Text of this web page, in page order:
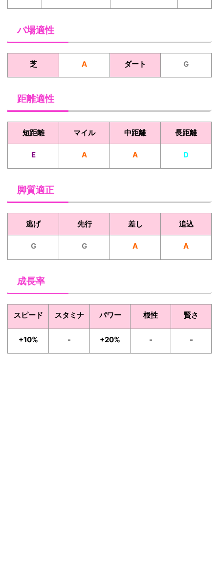
バ場適性
芝 A ダート G
距離適性
短距離 マイル 中距離 長距離
E A A D
脚質適正
逃げ 先行 差し 追込
G G A A
成長率
スピード スタミナ パワー 根性 賢さ
+10% - +20% - -